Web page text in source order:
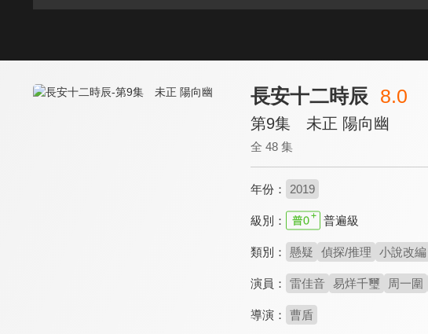
長安十二時辰 8.0
第9集 未正 陽向幽
全 48 集
年份： 2019
級別： 普遍級
類別： 懸疑 偵探/推理 小說改編
演員： 雷佳音 易烊千璽 周一圍
導演： 曹盾